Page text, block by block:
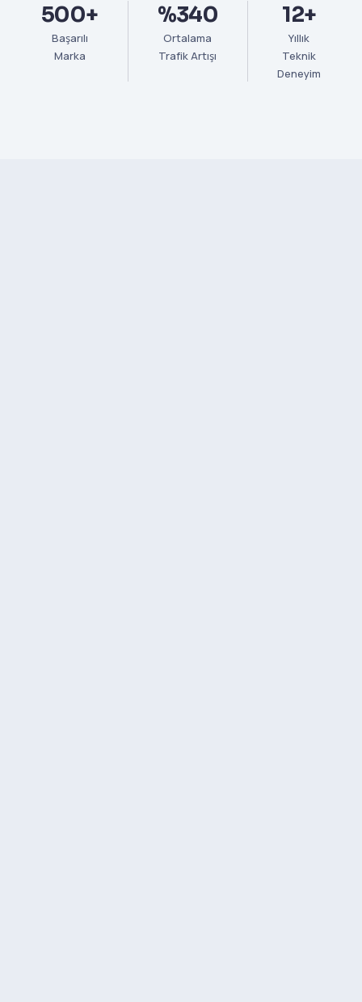
500+
Başarılı
Marka
%340
Ortalama
Trafik Artışı
12+
Yıllık
Teknik
Deneyim